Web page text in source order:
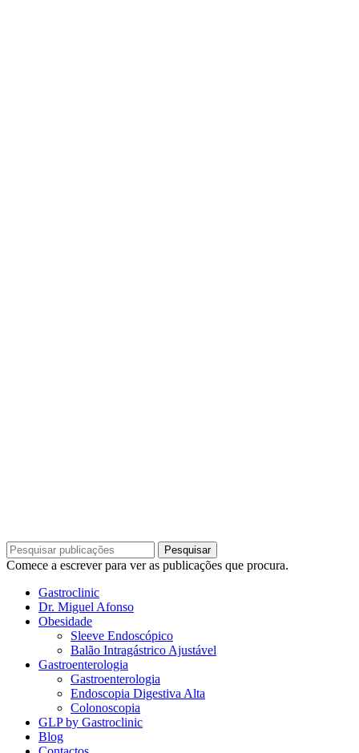
Pesquisar
Comece a escrever para ver as publicações que procura.
Gastroclinic
Dr. Miguel Afonso
Obesidade
Sleeve Endoscópico
Balão Intragástrico Ajustável
Gastroenterologia
Gastroenterologia
Endoscopia Digestiva Alta
Colonoscopia
GLP by Gastroclinic
Blog